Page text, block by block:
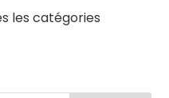
les catégories